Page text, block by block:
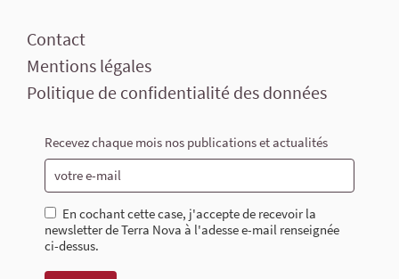
Contact
Mentions légales
Politique de confidentialité des données
Recevez chaque mois nos publications et actualités
En cochant cette case, j'accepte de recevoir la
newsletter de Terra Nova à l'adesse e-mail renseignée
ci-dessus.